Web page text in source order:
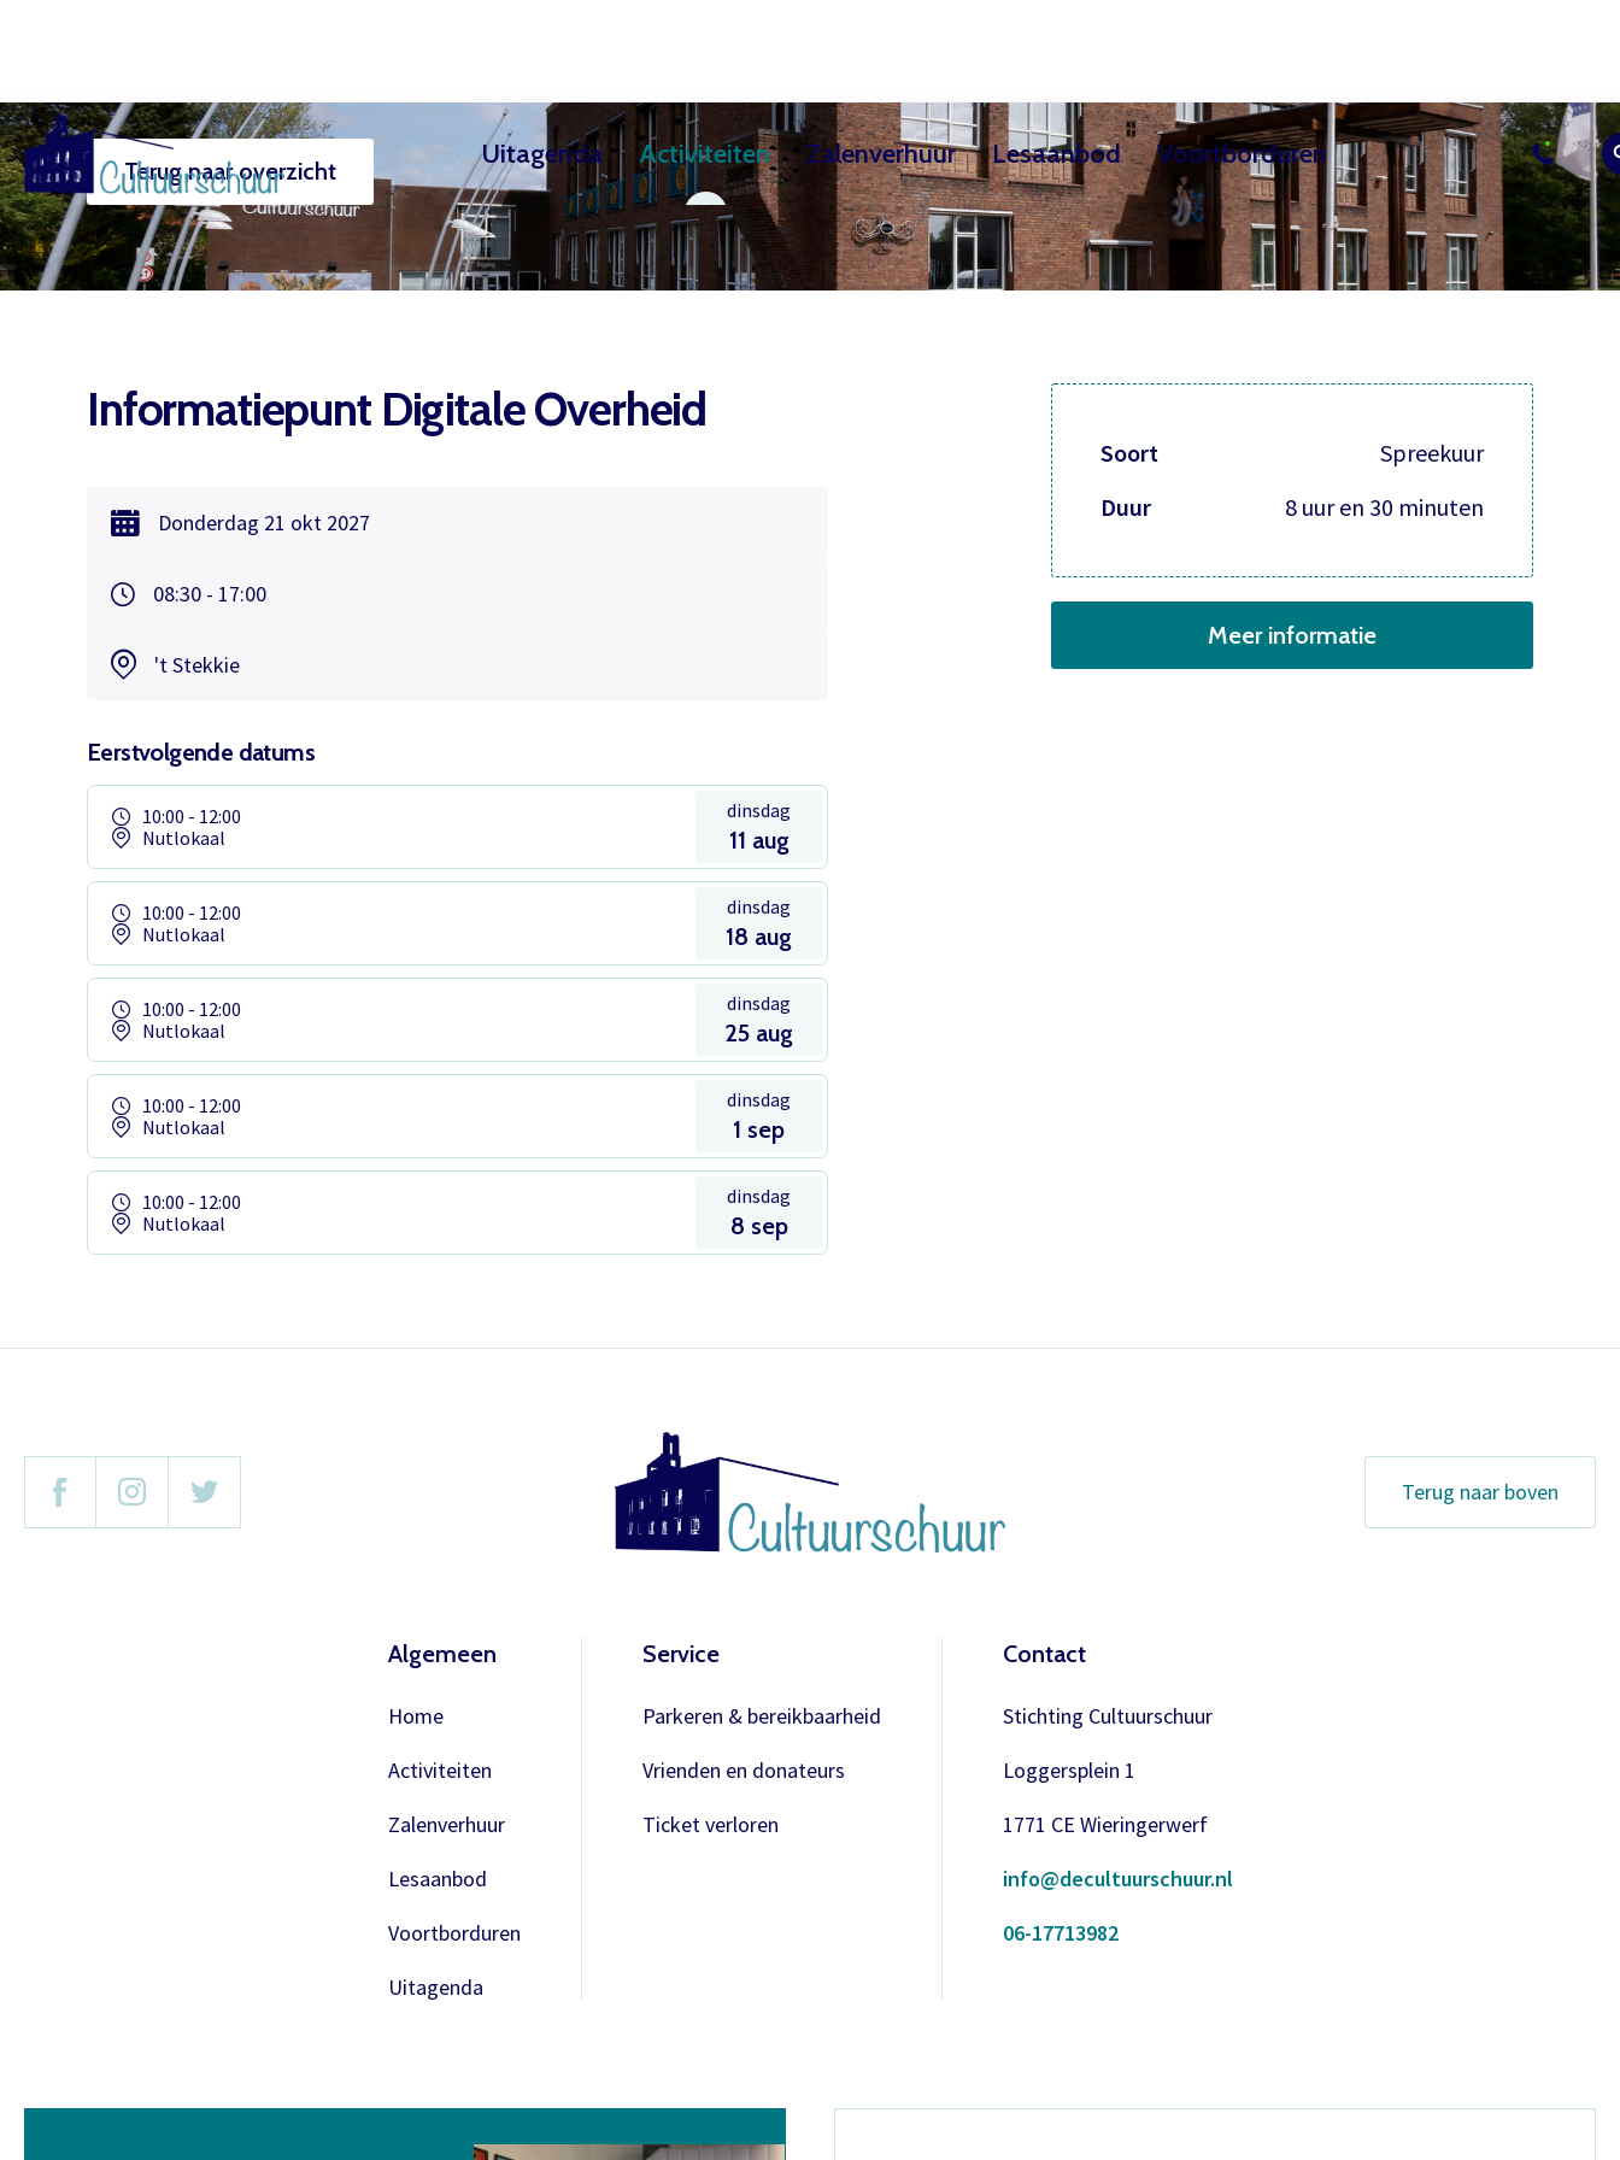
Inloggen
Onthoud gegevens
Inloggen
Het theaterabonnement á €110 geeft gratis toegang tot
totaal 17 voorstellingen.
Het abonnement staat op naam, waardoor per voorstelling
maar één kaart gratis besteld kan worden. Bij bestelling van
meerdere kaarten worden de extra kaarten in rekening
verwerken we het abonnement.
U krijgt dan bericht dat u gratis kan reserveren, gewoon via de
bestelknop bij de voorstelling.
Uitagenda Activiteiten Zalenverhuur Lesaanbod Voortborduren
ExpositiesHuurdersOver de CultuurschuurActueelVrijwilliger wordenContact
Muziekschool Teken- & Schilderles / Creatieve kindercursussen Overig les aanbod
TheaterzaalFilmhuis
Terug naar overzicht
Informatiepunt Digitale Overheid
Donderdag 21 okt 2027
08:30 - 17:00
't Stekkie
Eerstvolgende datums
10:00 - 12:00
Nutlokaal
dinsdag
11 aug
10:00 - 12:00
Nutlokaal
dinsdag
18 aug
10:00 - 12:00
Nutlokaal
dinsdag
25 aug
10:00 - 12:00
Nutlokaal
dinsdag
1 sep
10:00 - 12:00
Nutlokaal
dinsdag
8 sep
Soort
Spreekuur
Duur
8 uur en 30 minuten
Meer informatie
Terug naar boven
Algemeen
Home
Activiteiten
Zalenverhuur
Lesaanbod
Voortborduren
Uitagenda
Service
Parkeren & bereikbaarheid
Vrienden en donateurs
Ticket verloren
Contact
Stichting Cultuurschuur
Loggersplein 1
1771 CE Wieringerwerf
info@decultuurschuur.nl
06-17713982